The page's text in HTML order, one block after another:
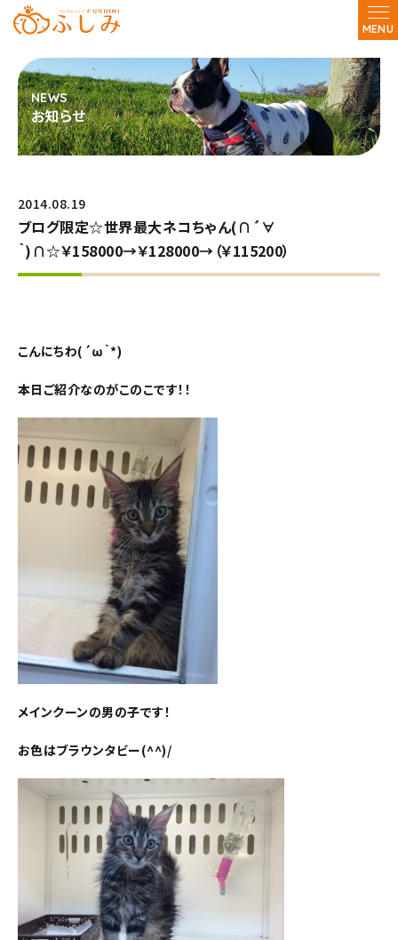
MENU
お知らせ
2014.08.19
ブログ限定☆世界最大ネコちゃん(∩´∀
｀)∩☆￥158000→￥128000→（￥115200）
こんにちわ(´ω｀*)
本日ご紹介なのがこのこです！！
メインクーンの男の子です！
お色はブラウンタビー(^^)/